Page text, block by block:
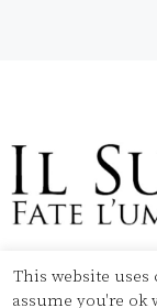
Copyright ©
This website
assume you're